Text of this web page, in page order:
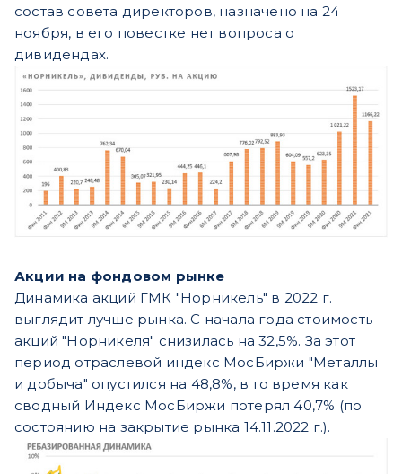
состав совета директоров, назначено на 24
ноября, в его повестке нет вопроса о
дивидендах.
Акции на фондовом рынке
Динамика акций ГМК "Норникель" в 2022 г.
выглядит лучше рынка. С начала года стоимость
акций "Норникеля" снизилась на 32,5%. За этот
период отраслевой индекс МосБиржи "Металлы
и добыча" опустился на 48,8%, в то время как
сводный Индекс МосБиржи потерял 40,7% (по
состоянию на закрытие рынка 14.11.2022 г.).